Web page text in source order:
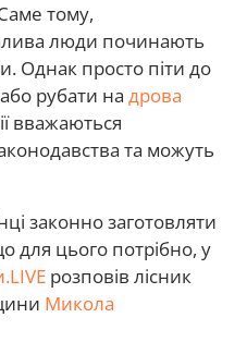
тому,
люди починають
Однак просто піти до
рубати на дрова
вважаються
та можуть
законно заготовляти
для цього потрібно, у
розповів лісник
Микола